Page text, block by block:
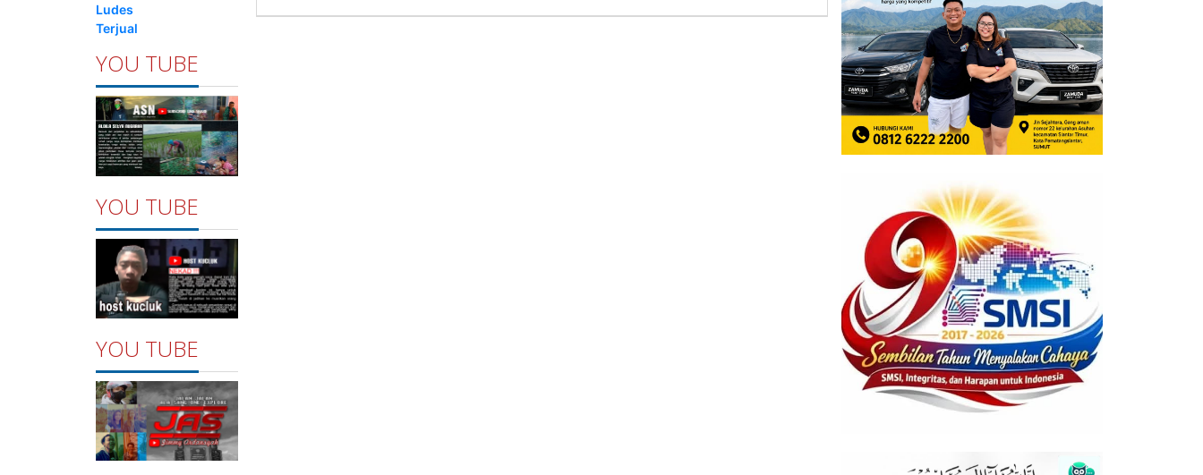
Ludes
Terjual
YOU TUBE
YOU TUBE
YOU TUBE